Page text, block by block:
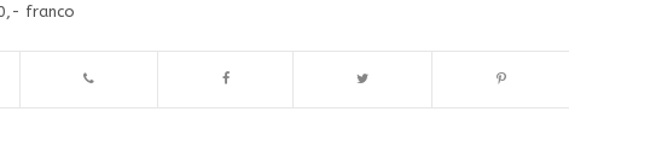
franco